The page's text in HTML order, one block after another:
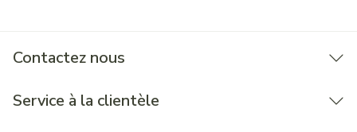
Contactez nous
Service à la clientèle